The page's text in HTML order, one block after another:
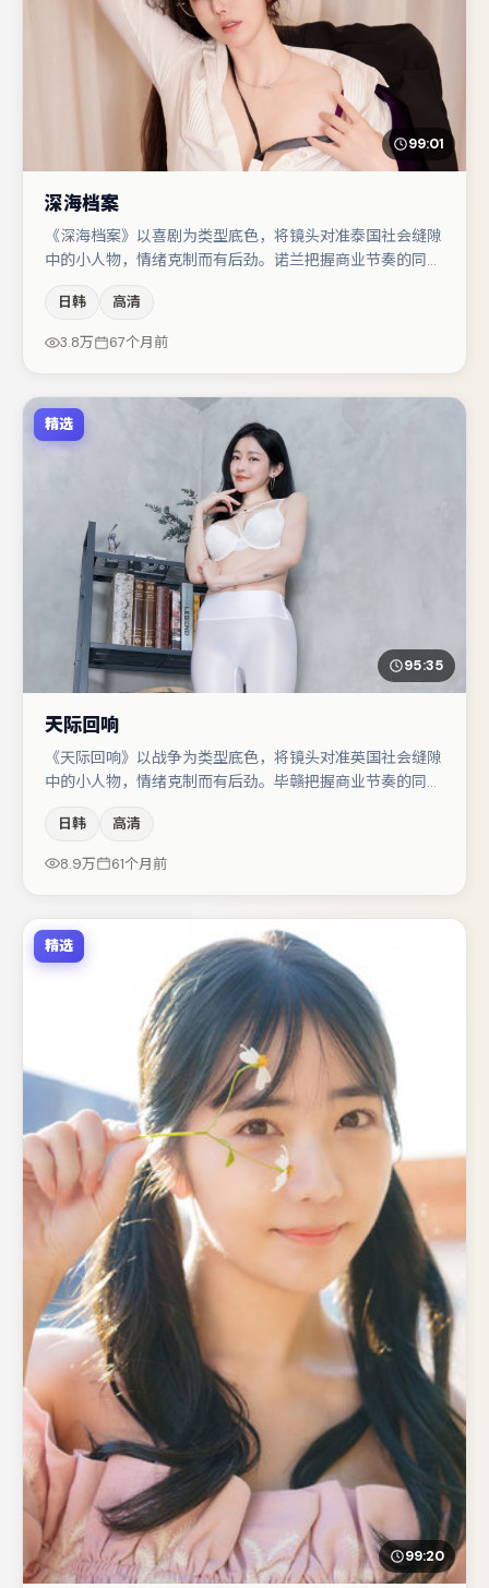
99:01
深海档案
《深海档案》以喜剧为类型底色，将镜头对准泰国社会缝隙
中的小人物，情绪克制而有后劲。诺兰把握商业节奏的同时
一龙的对手戏构成全片情感锚点，于和伟则以细节塑造推动
谜题层层揭开。节奏紧凑、反转有度，值得列入片单。
日韩 高清
3.8万 67个月前
精选
95:35
天际回响
《天际回响》以战争为类型底色，将镜头对准英国社会缝隙
中的小人物，情绪克制而有后劲。毕赣把握商业节奏的同时
烊千玺的对手戏构成全片情感锚点，亚当·德赖弗则以细节
塑造推动谜题层层揭开。整体完成度较高，适合周末一口气
日韩 高清
8.9万 61个月前
精选
99:20